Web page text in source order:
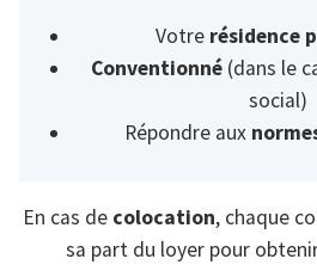
Votre résidence
Conventionné (dans le
social)
Répondre aux
En cas de colocation, chaque
sa part du loyer pour